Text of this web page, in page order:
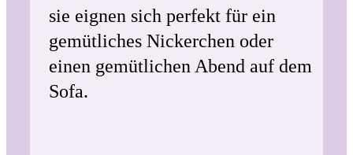
sie eignen sich perfekt für ein
gemütliches Nickerchen oder
einen gemütlichen Abend auf dem
Sofa.